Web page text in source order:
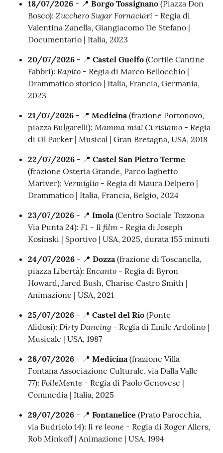
18/07/2026 - 📍 Borgo Tossignano (Piazza Don
Bosco): Zucchero Sugar Fornaciari - Regia di
Valentina Zanella, Giangiacomo De Stefano |
Documentario | Italia, 2023
20/07/2026 - 📍 Castel Guelfo (Cortile Cantine
Fabbri): Rapito - Regia di Marco Bellocchio |
Drammatico storico | Italia, Francia, Germania,
2023
21/07/2026 - 📍 Medicina(frazione Portonovo,
piazza Bulgarelli): Mamma mia! Ci risiamo - Regia
di Ol Parker | Musical | Gran Bretagna, USA, 2018
22/07/2026 - 📍 Castel San Pietro Terme
(frazione Osteria Grande, Parco laghetto
Mariver): Vermiglio - Regia di Maura Delpero |
Drammatico | Italia, Francia, Belgio, 2024
23/07/2026 - 📍 Imola(Centro Sociale Tozzona
Via Punta 24): F1 - Il film - Regia di Joseph
Kosinski | Sportivo | USA, 2025, durata 155 minuti
24/07/2026 - 📍 Dozza(frazione di Toscanella,
piazza Libertà): Encanto - Regia di Byron
Howard, Jared Bush, Charise Castro Smith |
Animazione | USA, 2021
25/07/2026 - 📍 Castel del Rio (Ponte
Alidosi): Dirty Dancing - Regia di Emile Ardolino |
Musicale | USA, 1987
28/07/2026 - 📍 Medicina(frazione Villa
Fontana Associazione Culturale, via Dalla Valle
77): FolleMente - Regia di Paolo Genovese |
Commedia | Italia, 2025
29/07/2026 - 📍 Fontanelice (Prato Parocchia,
via Budriolo 14): Il re leone - Regia di Roger Allers,
Rob Minkoff | Animazione | USA, 1994